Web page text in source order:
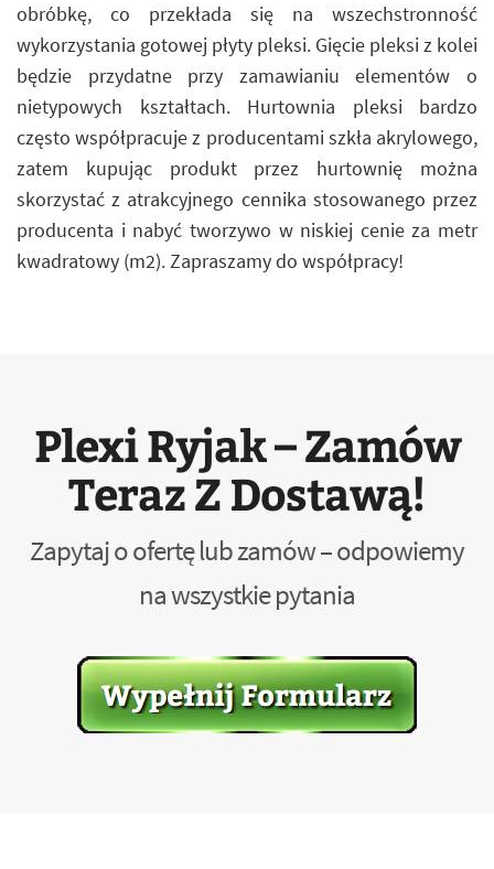
obróbkę, co przekłada się na wszechstronność
wykorzystania gotowej płyty pleksi. Gięcie pleksi z kolei
będzie przydatne przy zamawianiu elementów o
nietypowych kształtach. Hurtownia pleksi bardzo
często współpracuje z producentami szkła akrylowego,
zatem kupując produkt przez hurtownię można
skorzystać z atrakcyjnego cennika stosowanego przez
producenta i nabyć tworzywo w niskiej cenie za metr
kwadratowy (m2). Zapraszamy do współpracy!
Plexi Ryjak – Zamów
Teraz Z Dostawą!
Zapytaj o ofertę lub zamów – odpowiemy
na wszystkie pytania